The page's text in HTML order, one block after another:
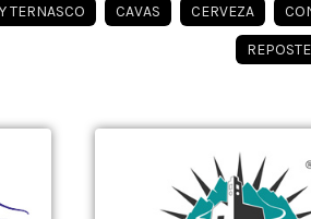
TERNASCO CAVAS CERVEZA